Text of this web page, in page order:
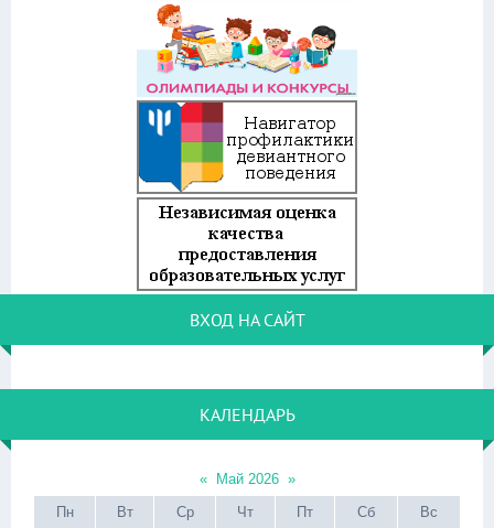
ВХОД НА САЙТ
КАЛЕНДАРЬ
« Май 2026 »
Пн
Вт Ср Чт Пт Сб Вс